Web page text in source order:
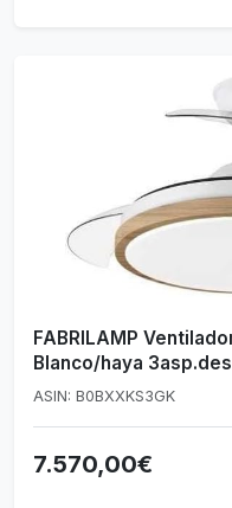
FABRILAMP
Blanco/haya
32/47x50/
ASIN: B0BXXKS3GK
7.570,00€